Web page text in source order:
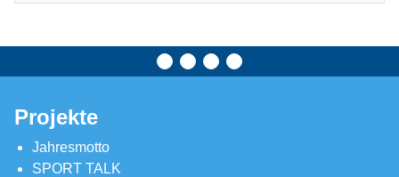
Projekte
Jahresmotto
SPORT TALK